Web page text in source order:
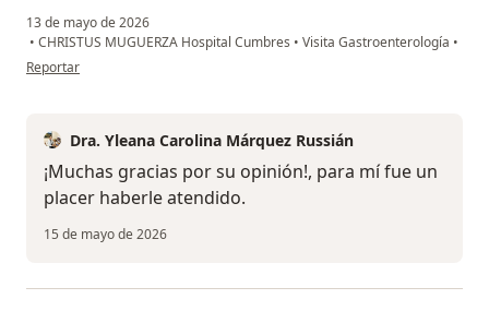
13 de mayo de 2026
• CHRISTUS MUGUERZA Hospital Cumbres • Visita Gastroenterología •
en opinión del usuario JC
Reportar
Dra. Yleana Carolina Márquez Russián
¡Muchas gracias por su opinión!, para mí fue un
placer haberle atendido.
15 de mayo de 2026